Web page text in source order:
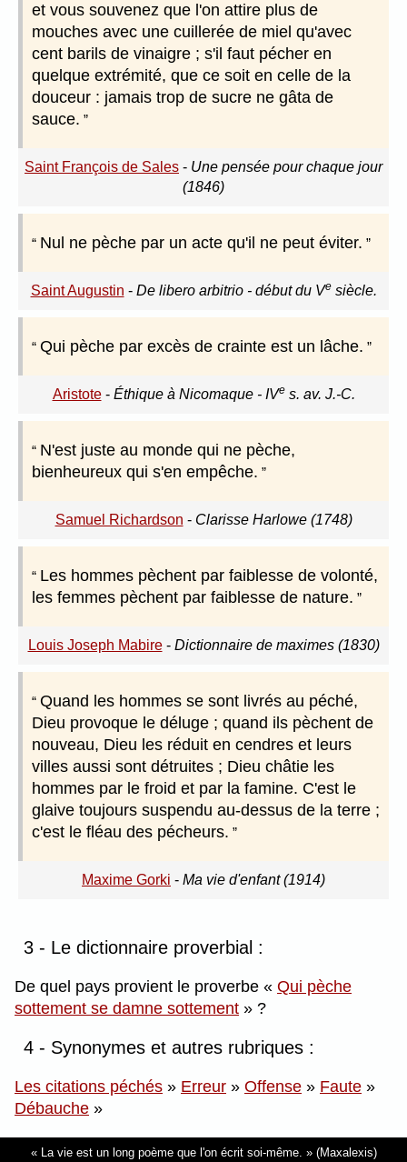
et vous souvenez que l'on attire plus de
mouches avec une cuillerée de miel qu'avec
cent barils de vinaigre ; s'il faut pécher en
quelque extrémité, que ce soit en celle de la
douceur : jamais trop de sucre ne gâta de
sauce.
Saint François de Sales - Une pensée pour chaque jour
(1846)
Nul ne pèche par un acte qu'il ne peut éviter.
Saint Augustin - De libero arbitrio - début du Vesiècle.
Qui pèche par excès de crainte est un lâche.
Aristote- Éthique à Nicomaque - IVes. av. J.-C.
N'est juste au monde qui ne pèche,
bienheureux qui s'en empêche.
Samuel Richardson - Clarisse Harlowe (1748)
Les hommes pèchent par faiblesse de volonté,
les femmes pèchent par faiblesse de nature.
Louis Joseph Mabire- Dictionnaire de maximes (1830)
Quand les hommes se sont livrés au péché,
Dieu provoque le déluge ; quand ils pèchent de
nouveau, Dieu les réduit en cendres et leurs
villes aussi sont détruites ; Dieu châtie les
hommes par le froid et par la famine. C'est le
glaive toujours suspendu au-dessus de la terre ;
c'est le fléau des pécheurs.
Maxime Gorki - Ma vie d'enfant (1914)
3 - Le dictionnaire proverbial :
De quel pays provient le proverbe
Qui pèche
sottement se damne sottement
?
4 - Synonymes et autres rubriques :
Les citations péchés » Erreur » Offense » Faute »
Débauche »
La vie est un long poème que l'on écrit soi-même. (Maxalexis)